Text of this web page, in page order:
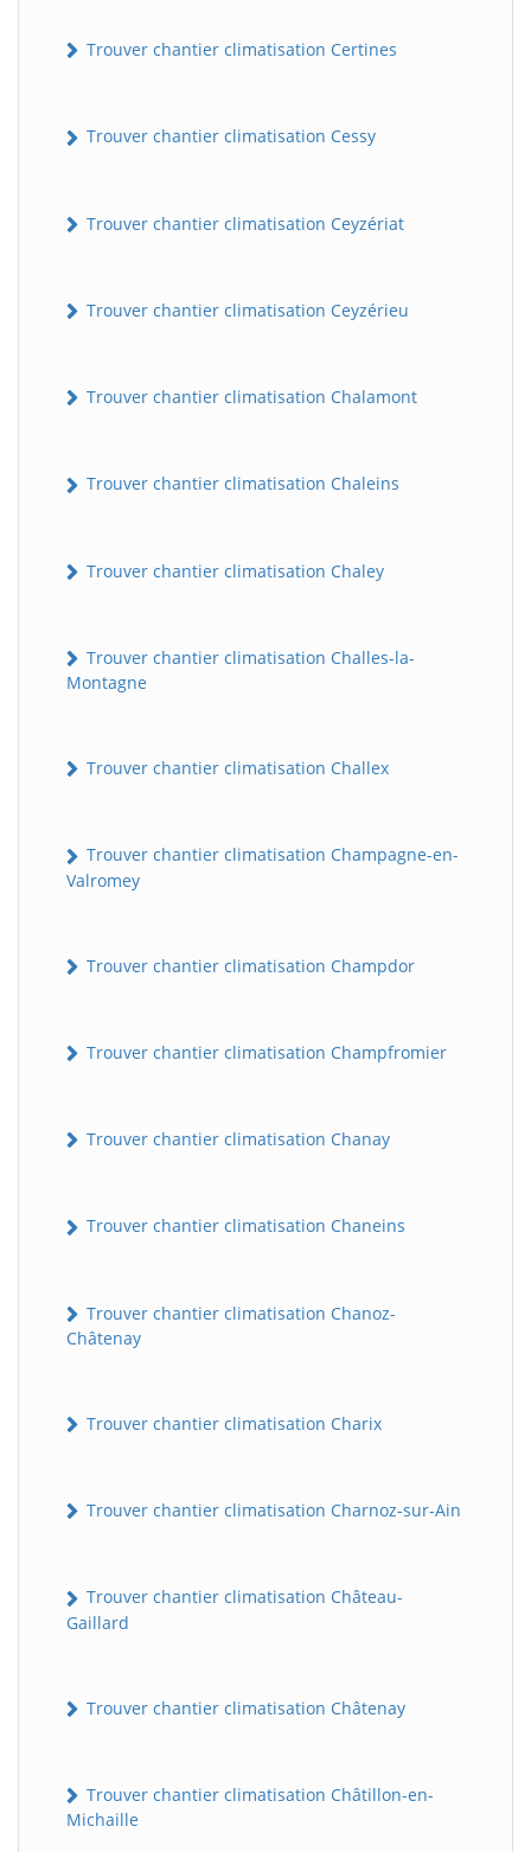
Trouver chantier climatisation Certines
Trouver chantier climatisation Cessy
Trouver chantier climatisation Ceyzériat
Trouver chantier climatisation Ceyzérieu
Trouver chantier climatisation Chalamont
Trouver chantier climatisation Chaleins
Trouver chantier climatisation Chaley
Trouver chantier climatisation Challes-la-
Montagne
Trouver chantier climatisation Challex
Trouver chantier climatisation Champagne-en-
Valromey
Trouver chantier climatisation Champdor
Trouver chantier climatisation Champfromier
Trouver chantier climatisation Chanay
Trouver chantier climatisation Chaneins
Trouver chantier climatisation Chanoz-
Châtenay
Trouver chantier climatisation Charix
Trouver chantier climatisation Charnoz-sur-Ain
Trouver chantier climatisation Château-
Gaillard
Trouver chantier climatisation Châtenay
Trouver chantier climatisation Châtillon-en-
Michaille